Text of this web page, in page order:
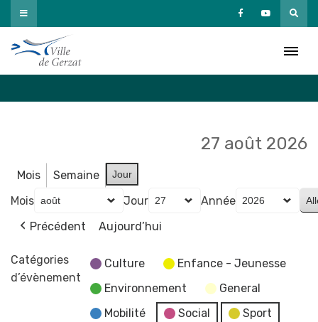
Passer
au
contenu
27 août 2026
Mois Semaine Jour
Mois Jour
Année
Précédent
Aujourd’hui
Catégories
d’évènement
Culture
Enfance - Jeunesse
Environnement
General
Mobilité
Social
Sport